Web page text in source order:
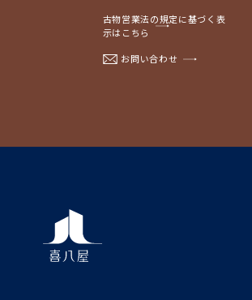
古物営業法の規定に基づく表
示はこちら
お問い合わせ